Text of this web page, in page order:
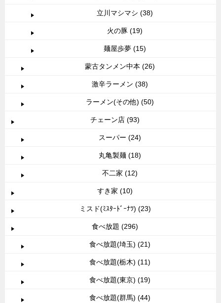
立川マシマシ (38)
火の豚 (19)
麺屋歩夢 (15)
蒙古タンメン中本 (26)
激辛ラーメン (38)
ラーメン(その他) (50)
チェーン店 (93)
スーパー (24)
丸亀製麺 (18)
不二家 (12)
すき家 (10)
ミスド(ﾐｽﾀｰﾄﾞｰﾅﾂ) (23)
食べ放題 (296)
食べ放題(埼玉) (21)
食べ放題(栃木) (11)
食べ放題(東京) (19)
食べ放題(群馬) (44)